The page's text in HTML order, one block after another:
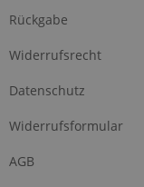
Rückgabe
Widerrufsrecht
Datenschutz
Widerrufsformular
AGB